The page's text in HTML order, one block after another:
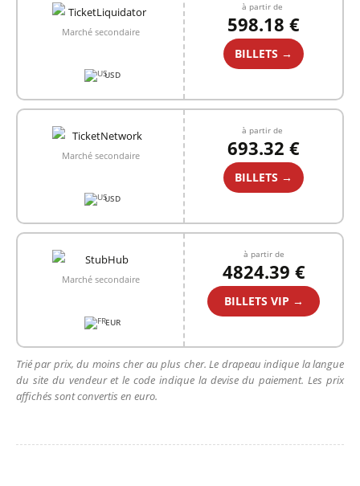
Marché secondaire
USD
à partir de
598.18 €
BILLETS →
Marché secondaire
USD
à partir de
693.32 €
BILLETS →
Marché secondaire
EUR
à partir de
4824.39 €
BILLETS VIP →
Trié par prix, du moins cher au plus cher. Le drapeau indique la langue
du site du vendeur et le code indique la devise du paiement. Les prix
affichés sont convertis en euro.